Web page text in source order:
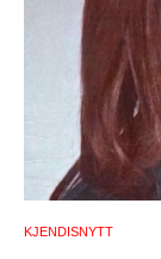
KJENDISNYTT